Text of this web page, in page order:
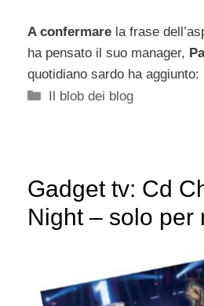
A confermare la frase
ha pensato il suo manager,
quotidiano sardo ha aggiunto:
Categorie
Il blob dei blog
Gadget tv: Cd
Night – solo per